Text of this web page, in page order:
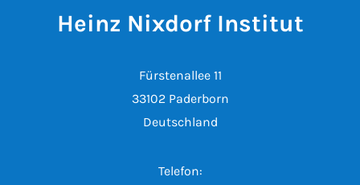
Heinz Nixdorf Institut
Fürstenallee 11
33102 Paderborn
Deutschland
Telefon: